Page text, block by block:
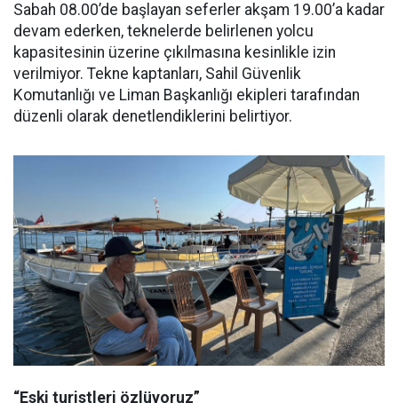
Sabah 08.00’de başlayan seferler akşam 19.00’a kadar
devam ederken, teknelerde belirlenen yolcu
kapasitesinin üzerine çıkılmasına kesinlikle izin
verilmiyor. Tekne kaptanları, Sahil Güvenlik
Komutanlığı ve Liman Başkanlığı ekipleri tarafından
düzenli olarak denetlendiklerini belirtiyor.
“Eski turistleri özlüyoruz”